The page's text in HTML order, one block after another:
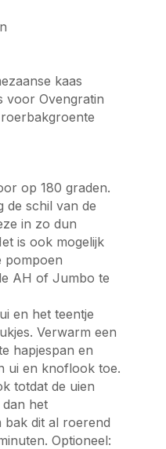
kaas
voor Ovengratin
op 180 graden.
de schil van de
in zo dun
is ook mogelijk
pompoen
AH of Jumbo te
en het teentje
Verwarm een
hapjespan en
ui en knoflook toe.
totdat de uien
het
bak dit al roerend
Optioneel: